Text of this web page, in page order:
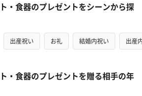
・食器のプレゼントをシーンから探
出産祝い お礼 結婚内祝い 出産
・食器のプレゼントを贈る相手の年